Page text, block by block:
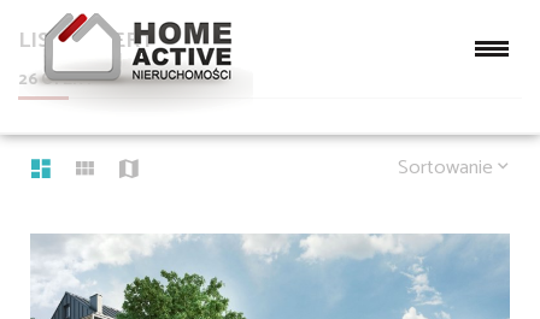
LISTA OFERT
26 OFERT
Sortowanie